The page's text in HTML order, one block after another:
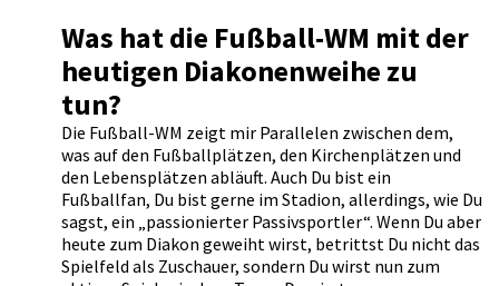
Was hat die Fußball-WM mit der
heutigen Diakonenweihe zu
tun?
Die Fußball-WM zeigt mir Parallelen zwischen dem,
was auf den Fußballplätzen, den Kirchenplätzen und
den Lebensplätzen abläuft. Auch Du bist ein
Fußballfan, Du bist gerne im Stadion, allerdings, wie Du
sagst, ein „passionierter Passivsportler“. Wenn Du aber
heute zum Diakon geweiht wirst, betrittst Du nicht das
Spielfeld als Zuschauer, sondern Du wirst nun zum